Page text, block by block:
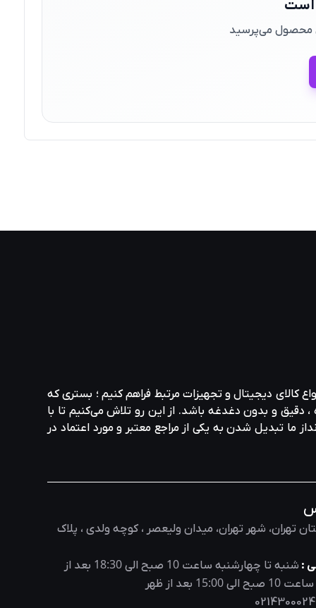
است
محصول می‌پرسید
کالای دیجیتال و تجهیزات مرتبط فراهم کنیم ؛ بستری که
دقیق و بدون دغدغه باشد. از این رو تلاش می‌کنیم تا با
ما تبدیل شدن به یکی از مراجع معتبر و مورد اعتماد در
تهران، شهر تهران، میدان ولیعصر ، کوچه ولدی ، پلاک
: شنبه تا چهارشنبه ساعت صبح الی 18:30 بعد از
ساعت
صبح الی 15:00 بعد از ظهر